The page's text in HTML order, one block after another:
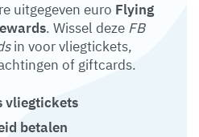
uitgegeven euro Flying
. Wissel deze FB
in voor vliegtickets,
of giftcards.
vliegtickets
betalen